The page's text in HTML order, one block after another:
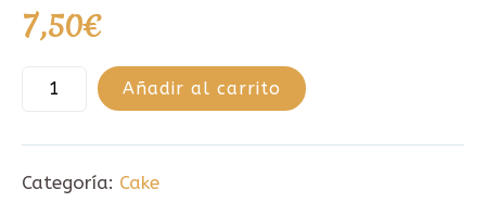
7,50€
Añadir al carrito
Categoría: Cake